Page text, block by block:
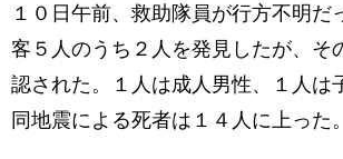
１０日午前、救助隊員が行方不明だ
客５人のうち２人を発見したが、そ
認された。１人は成人男性、１人は
同地震による死者は１４人に上った。